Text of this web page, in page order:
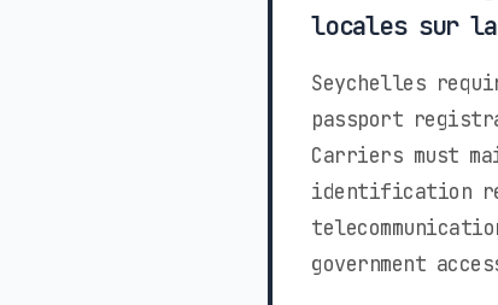
locales sur
Seychelles
passport
Carriers must
identification
government